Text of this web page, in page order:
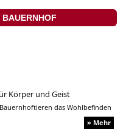
Körper und Geist
das Wohlbefinden
» Mehr